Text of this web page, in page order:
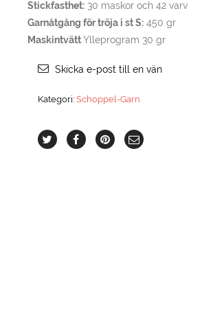
Stickfasthet:30 maskor och 42 varv
Garnåtgång för tröja i st S:450 gr
MaskintvättYlleprogram 30 gr
Skicka e-post till en vän
Kategori: Schoppel-Garn